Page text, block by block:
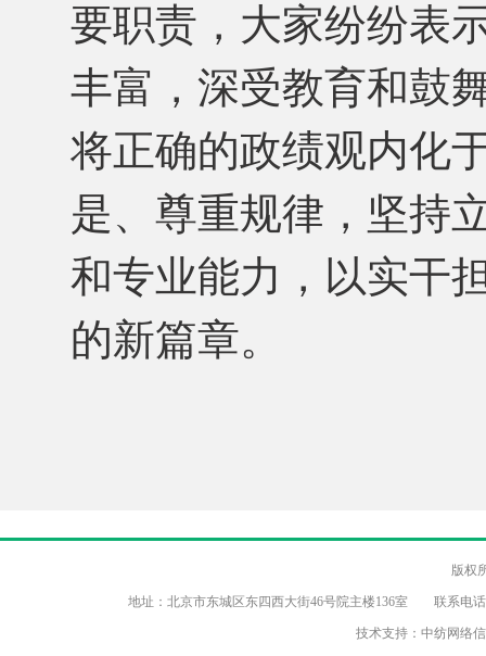
要职责，大家纷纷表
丰富，深受教育和鼓
将正确的政绩观内化
是、尊重规律，坚持
和专业能力，以实干
的新篇章。
版权
地址：北京市东城区东四西大街46号院主楼136室 联系电
技术支持：中纺网络